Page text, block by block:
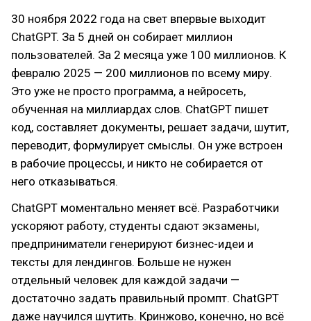
30 ноября 2022 года на свет впервые выходит
ChatGPT. За 5 дней он собирает миллион
пользователей. За 2 месяца уже 100 миллионов. К
февралю 2025 — 200 миллионов по всему миру.
Это уже не просто программа, а нейросеть,
обученная на миллиардах слов. ChatGPT пишет
код, составляет документы, решает задачи, шутит,
переводит, формулирует смыслы. Он уже встроен
в рабочие процессы, и никто не собирается от
него отказываться.
ChatGPT моментально меняет всё. Разработчики
ускоряют работу, студенты сдают экзамены,
предприниматели генерируют бизнес-идеи и
тексты для лендингов. Больше не нужен
отдельный человек для каждой задачи —
достаточно задать правильный промпт. ChatGPT
даже научился шутить. Кринжово, конечно, но всё